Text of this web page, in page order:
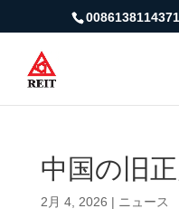
中国の旧
2月 4, 2026 | ニュース